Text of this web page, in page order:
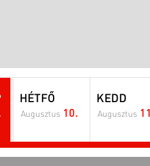
HÉTFŐ
Augusztus 10.
KEDD
Augusztus